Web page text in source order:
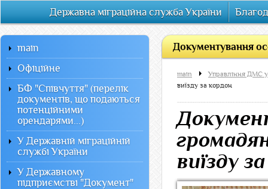
Державна міграційна служба України
Документування
main
Управління ДМС
виїзду за кордон
виїзду
main
Офiцiйне
БФ "Співчуття" (перелік
документів, що подаються
потенційними
орендарями...)
У Державній міграційній
службі України
У Державному
підприємстві "Документ"